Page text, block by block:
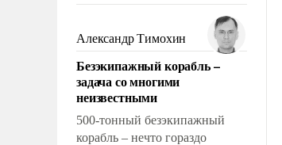
чем она отличается от просто
образованных людей. Иногда
казалось, что эти вопросы
решены раз и навсегда, но –
нет, не решены.
Александр Тимохин
Безэкипажный корабль –
задача со многими
неизвестными
500-тонный безэкипажный
корабль – нечто гораздо